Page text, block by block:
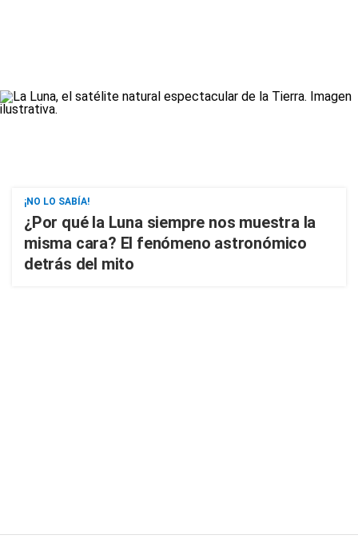
¡NO LO SABÍA!
¿Por qué la Luna siempre nos muestra la
misma cara? El fenómeno astronómico
detrás del mito